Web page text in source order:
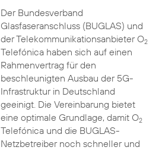
Der Bundesverband
Glasfaseranschluss (BUGLAS) und
der Telekommunikationsanbieter O2
Telefónica haben sich auf einen
Rahmenvertrag für den
beschleunigten Ausbau der 5G-
Infrastruktur in Deutschland
geeinigt. Die Vereinbarung bietet
eine optimale Grundlage, damit O2
Telefónica und die BUGLAS-
Netzbetreiber noch schneller und